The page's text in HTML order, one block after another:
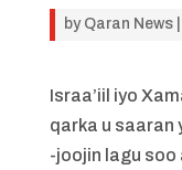
by Qaran News|
Israa’iil iyo
qarka u saaran
-joojin lagu soo